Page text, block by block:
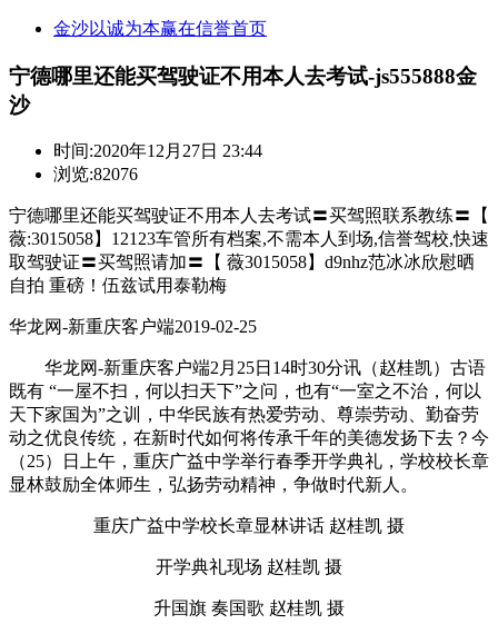
金沙以诚为本赢在信誉首页
宁德哪里还能买驾驶证不用本人去考试-js555888金
沙
时间:2020年12月27日 23:44
浏览:82076
宁德哪里还能买驾驶证不用本人去考试〓买驾照联系教练〓【
薇:3015058】12123车管所有档案,不需本人到场,信誉驾校,快速
取驾驶证〓买驾照请加〓【 薇3015058】d9nhz范冰冰欣慰晒
自拍 重磅！伍兹试用泰勒梅
华龙网-新重庆客户端2019-02-25
华龙网-新重庆客户端2月25日14时30分讯（赵桂凯）古语
既有 “一屋不扫，何以扫天下”之问，也有“一室之不治，何以
天下家国为”之训，中华民族有热爱劳动、尊崇劳动、勤奋劳
动之优良传统，在新时代如何将传承千年的美德发扬下去？今
（25）日上午，重庆广益中学举行春季开学典礼，学校校长章
显林鼓励全体师生，弘扬劳动精神，争做时代新人。
重庆广益中学校长章显林讲话 赵桂凯 摄
开学典礼现场 赵桂凯 摄
升国旗 奏国歌 赵桂凯 摄